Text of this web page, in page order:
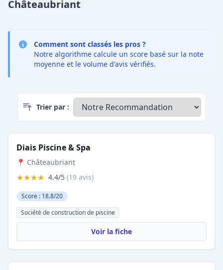
Châteaubriant
Comment sont classés les pros ?
Notre algorithme calcule un score basé sur la note
moyenne et le volume d'avis vérifiés.
Trier par :
Diais Piscine & Spa
📍 Châteaubriant
★★★★ 4.4/5 (19 avis)
Score : 18.8/20
Société de construction de piscine
Voir la fiche